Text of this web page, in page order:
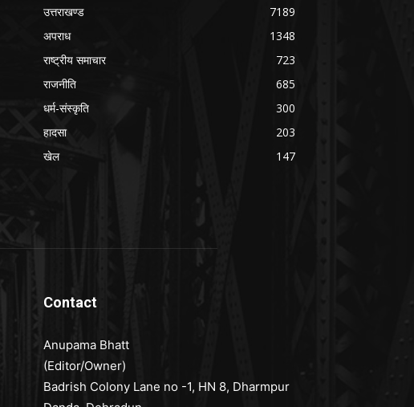
उत्तराखण्ड
7189
अपराध
1348
राष्ट्रीय समाचार
723
राजनीति
685
धर्म-संस्कृति
300
हादसा
203
खेल
147
Contact
Anupama Bhatt
(Editor/Owner)
Badrish Colony Lane no -1, HN 8, Dharmpur